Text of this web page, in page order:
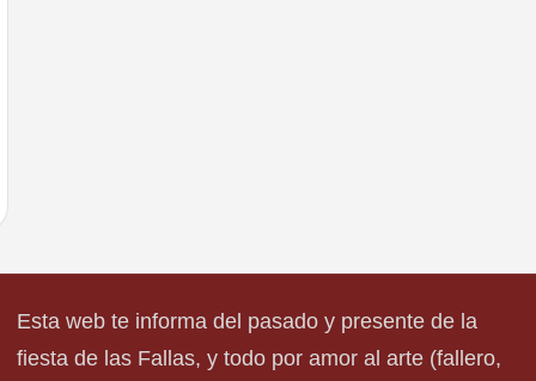
Esta web te informa del pasado y presente de la
fiesta de las Fallas, y todo por amor al arte (fallero,